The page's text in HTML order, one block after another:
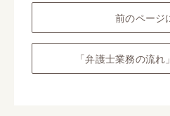
前のページ
「弁護士業務の流